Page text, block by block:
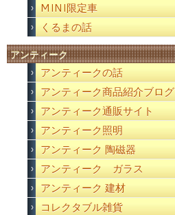
MINI限定車
くるまの話
アンティーク
アンティークの話
アンティーク商品紹介ブログ
アンティーク通販サイト
アンティーク照明
アンティーク 陶磁器
アンティーク ガラス
アンティーク 建材
コレクタブル雑貨